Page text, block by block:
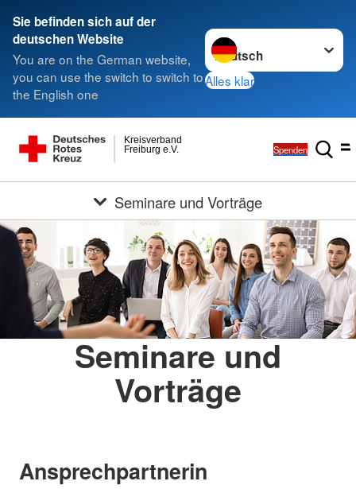
Sie befinden sich auf der
deutschen Website
You are on the German website,
you can use the switch to switch to
the English one
Sprache wechseln zu
Alles klar
Freiburg e.V.
Kreisverband
Spenden
Seminare und Vorträge
Seminare und
Vorträge
Ansprechpartnerin